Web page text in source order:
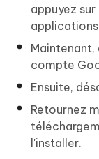
appuyez
Maintenant,
compte
Ensuite,
Retournez
l'installer.